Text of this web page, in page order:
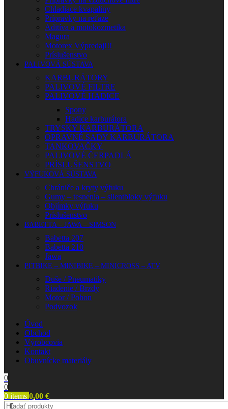
Chladiace kvapaliny
Prípravky na reťaze
Aditíva a motokozmetika
Magura
Motorex Výpredaj!!!
Príslušenstvo
PALIVOVÁ SÚSTAVA
KARBURÁTORY
PALIVOVÉ FILTRE
PALIVOVÉ HADICE
Spony
Hadice karburátora
TRYSKY KARBURÁTORA
OPRAVNÉ SADY KARBURÁTORA
TANKOVAČKY
PALIVOVÉ ČERPADLÁ
PRÍSLUŠENSTVO
VÝFUKOVÁ SÚSTAVA
Chrániče a kryty výfuku
Gumy – tesnenia – silentbloky výfuku
Objímky výfuku
Príslušenstvo
BABETTA – JAWA – SIMSON
Babetta 207
Babetta 210
Jawa
PITBIKE – MINIBIKE – MINICROSS – ATV
Duše / Pneumatiky
Riadenie / Brzdy
Motor / Pohon
Podvozok
Úvod
Obchod
Výrobcovia
Kontakt
Obuvnícke materiály
0
0
0 items 0,00 €